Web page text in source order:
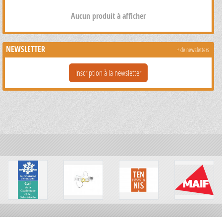
Aucun produit à afficher
NEWSLETTER
Inscription à la newsletter
+ de newsletters